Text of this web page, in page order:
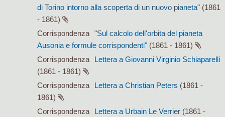
di Torino intorno alla scoperta di un nuovo pianeta" (1861
- 1861)
Corrispondenza
"Sul calcolo dell'orbita del pianeta
Ausonia e formule corrispondenti" (1861 - 1861)
Corrispondenza
Lettera a Giovanni Virginio Schiaparelli
(1861 - 1861)
Corrispondenza
Lettera a Christian Peters (1861 -
1861)
Corrispondenza
Lettera a Urbain Le Verrier (1861 -